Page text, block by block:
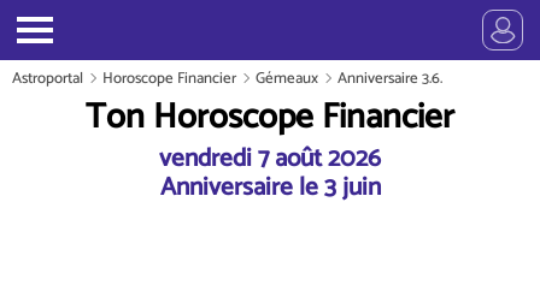
Astroportal Horoscope Financier Gémeaux Anniversaire 3.6.
Ton Horoscope Financier
vendredi 7 août 2026
Anniversaire le 3 juin